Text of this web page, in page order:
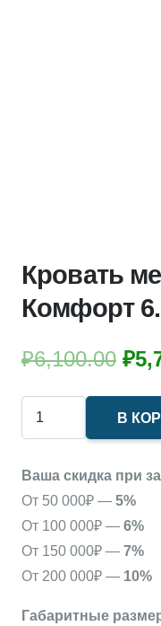
Кровать
Комфорт
₽6,100.00 ₽
металлическая
Комфорт
6.1
В
Ваша скидка при
От 50 000₽ — 5%
От 100 000₽ — 6%
От 150 000₽ — 7%
От 200 000₽ — 10%
Габаритные